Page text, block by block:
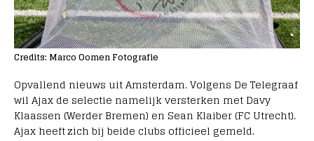
Credits: Marco Oomen Fotografie
Opvallend nieuws uit Amsterdam. Volgens De Telegraaf
wil Ajax de selectie namelijk versterken met Davy
Klaassen (Werder Bremen) en Sean Klaiber (FC Utrecht).
Ajax heeft zich bij beide clubs officieel gemeld.